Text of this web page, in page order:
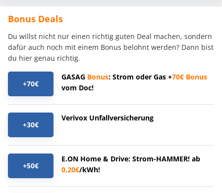
Bonus Deals
Du willst nicht nur einen richtig guten Deal machen, sondern
dafür auch noch mit einem Bonus belohnt werden? Dann bist
du hier genau richtig.
+70€
GASAG Bonus: Strom oder Gas +70€ Bonus
vom Doc!
+30€
Verivox Unfallversicherung
+50€
E.ON Home & Drive: Strom-HAMMER! ab
0,20€/kWh!